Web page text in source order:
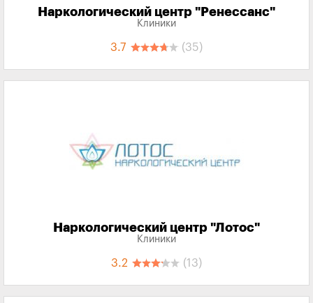
Наркологический центр "Ренессанс"
Клиники
3.7 (35)
Наркологический центр "Лотос"
Клиники
3.2 (13)